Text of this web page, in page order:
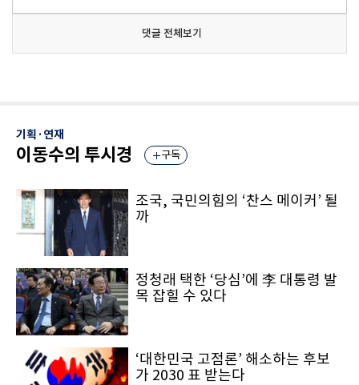
댓글 전체보기
기획·연재
이동수의 투시경 구독
조국, 국민의힘의 ‘찬스 메이커’ 될
까
정청래 택한 ‘당심’에 李 대통령 발
목 잡힐 수 있다
‘대한민국 고점론’ 해소하는 후보
가 2030 표 받는다